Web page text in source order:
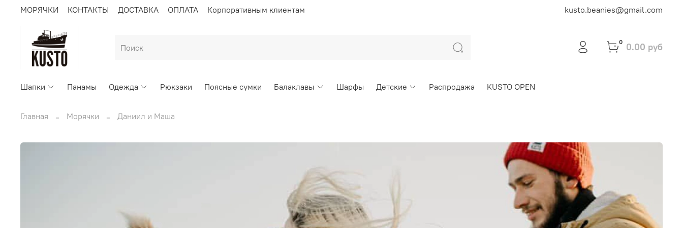
МОРЯЧКИ КОНТАКТЫ ДОСТАВКА ОПЛАТА Корпоративным клиентам kusto.beanies@gmail.com
0 0.00 руб
Шапки Панамы Одежда Рюкзаки Поясные сумки Балаклавы Шарфы Детские Распродажа KUSTO OPEN
Главная Морячки Даниил и Маша